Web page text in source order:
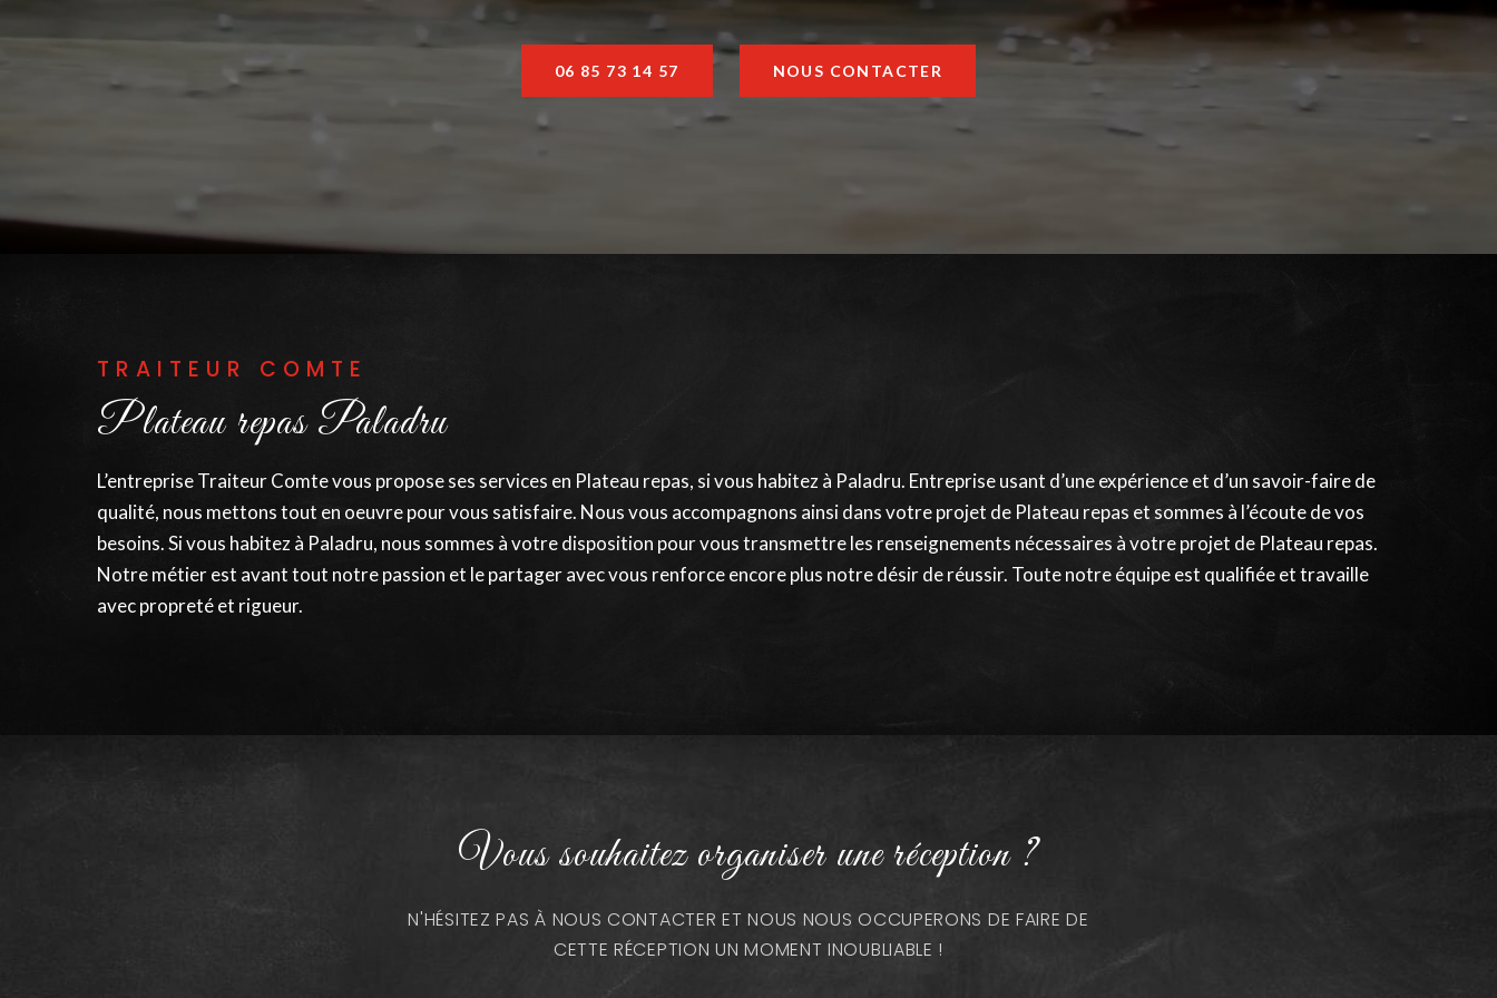
06 85 73 14 57 NOUS CONTACTER
TRAITEUR COMTE
Plateau repas Paladru
L’entreprise Traiteur Comte vous propose ses services en Plateau repas, si vous habitez à Paladru. Entreprise usant d’une expérience et d’un savoir-faire de
qualité, nous mettons tout en oeuvre pour vous satisfaire. Nous vous accompagnons ainsi dans votre projet de Plateau repas et sommes à l’écoute de vos
besoins. Si vous habitez à Paladru, nous sommes à votre disposition pour vous transmettre les renseignements nécessaires à votre projet de Plateau repas.
Notre métier est avant tout notre passion et le partager avec vous renforce encore plus notre désir de réussir. Toute notre équipe est qualifiée et travaille
avec propreté et rigueur.
Vous souhaitez organiser une réception ?
N'HÉSITEZ PAS À NOUS CONTACTER ET NOUS NOUS OCCUPERONS DE FAIRE DE
CETTE RÉCEPTION UN MOMENT INOUBLIABLE !